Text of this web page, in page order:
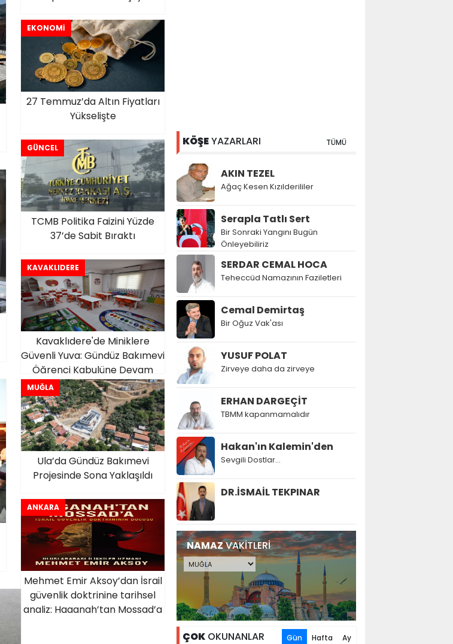
EKONOMİ
27 Temmuz’da Altın Fiyatları
Yükselişte
GÜNCEL
TCMB Politika Faizini Yüzde
37’de Sabit Bıraktı
KAVAKLIDERE
Kavaklıdere'de Miniklere
Güvenli Yuva: Gündüz Bakımevi
Öğrenci Kabulüne Devam
Ediyor
MUĞLA
Ula’da Gündüz Bakımevi
Projesinde Sona Yaklaşıldı
ANKARA
Mehmet Emir Aksoy’dan İsrail
güvenlik doktrinine tarihsel
analiz: Haganah’tan Mossad’a
KÖŞEYAZARLARI TÜMÜ
AKIN TEZEL
Ağaç Kesen Kızılderililer
Serapla Tatlı Sert
Bir Sonraki Yangını Bugün
Önleyebiliriz
SERDAR CEMAL HOCA
Teheccüd Namazının Faziletleri
Cemal Demirtaş
Bir Oğuz Vak'ası
YUSUF POLAT
Zirveye daha da zirveye
ERHAN DARGEÇİT
TBMM kapanmamalıdır
Hakan'ın Kalemin'den
Sevgili Dostlar...
DR.İSMAİL TEKPINAR
NAMAZVAKİTLERİ
ÇOK OKUNANLAR Gün Hafta Ay